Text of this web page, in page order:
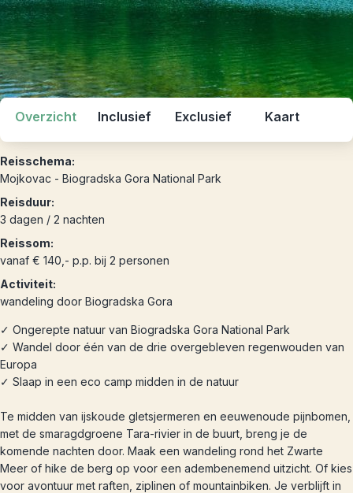
Overzicht Inclusief Exclusief Kaart
Reisschema:
Mojkovac - Biogradska Gora National Park
Reisduur:
3 dagen / 2 nachten
Reissom:
vanaf € 140,- p.p. bij 2 personen
Activiteit:
wandeling door Biogradska Gora
✓ Ongerepte natuur van Biogradska Gora National Park
✓ Wandel door één van de drie overgebleven regenwouden van
Europa
✓ Slaap in een eco camp midden in de natuur
Te midden van ijskoude gletsjermeren en eeuwenoude pijnbomen,
met de smaragdgroene Tara-rivier in de buurt, breng je de
komende nachten door. Maak een wandeling rond het Zwarte
Meer of hike de berg op voor een adembenemend uitzicht. Of kies
voor avontuur met raften, ziplinen of mountainbiken. Je verblijft in